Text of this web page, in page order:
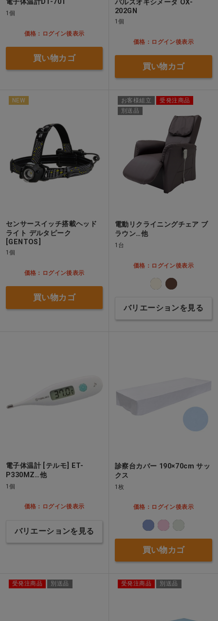
電子体温計DT-701
1個
価格：ログイン後表示
買い物カゴ
パルスオキシメータ OX-
202GN
1個
価格：ログイン後表示
買い物カゴ
NEW
センサースイッチ搭載ヘッド
ライト デルタピーク
[GENTOS]
1個
価格：ログイン後表示
買い物カゴ
お客様組立
受発注商品
別送品
電動リクライニングチェア ブ
ラウン…他
1台
価格：ログイン後表示
バリエーションを見る
電子体温計 [テルモ] ET-
P330MZ…他
1個
価格：ログイン後表示
バリエーションを見る
診察台カバー 190×70cm サッ
クス
1枚
価格：ログイン後表示
買い物カゴ
受発注商品 別送品 受発注商品 別送品